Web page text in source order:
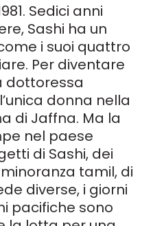
Sedici anni
Sashi ha un
i suoi quattro
Per diventare
dottoressa
donna nella
di Jaffna. Ma la
nel paese
di Sashi, dei
tamil, di
diverse, i giorni
pacifiche sono